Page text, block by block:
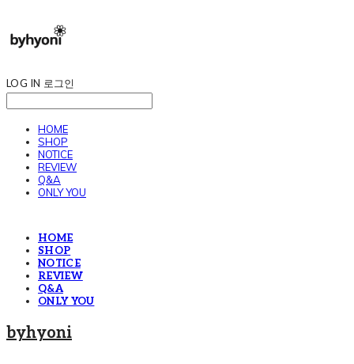
LOG IN 로그인
HOME
SHOP
NOTICE
REVIEW
Q&A
ONLY YOU
HOME
SHOP
NOTICE
REVIEW
Q&A
ONLY YOU
byhyoni